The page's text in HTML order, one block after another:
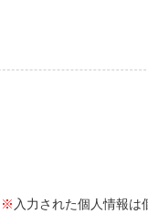
※ 入力された個人情報は